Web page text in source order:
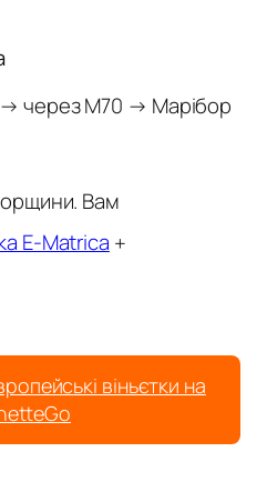
через M70 → Марібор
Вам
E-Matrica +
віньєтки на